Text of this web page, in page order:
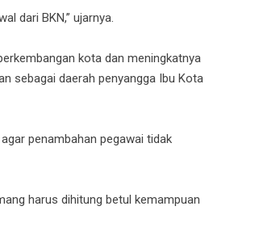
dari BKN,” ujarnya.
kota dan meningkatnya
sebagai daerah penyangga Ibu Kota
penambahan pegawai tidak
harus dihitung betul kemampuan